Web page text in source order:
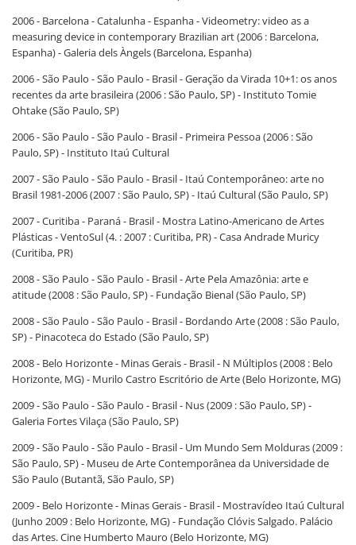
2006 - Barcelona - Catalunha - Espanha - Videometry: video as a
measuring device in contemporary Brazilian art (2006 : Barcelona,
Espanha) - Galeria dels Àngels (Barcelona, Espanha)
2006 - São Paulo - São Paulo - Brasil - Geração da Virada 10+1: os anos
recentes da arte brasileira (2006 : São Paulo, SP) - Instituto Tomie
Ohtake (São Paulo, SP)
2006 - São Paulo - São Paulo - Brasil - Primeira Pessoa (2006 : São
Paulo, SP) - Instituto Itaú Cultural
2007 - São Paulo - São Paulo - Brasil - Itaú Contemporâneo: arte no
Brasil 1981-2006 (2007 : São Paulo, SP) - Itaú Cultural (São Paulo, SP)
2007 - Curitiba - Paraná - Brasil - Mostra Latino-Americano de Artes
Plásticas - VentoSul (4. : 2007 : Curitiba, PR) - Casa Andrade Muricy
(Curitiba, PR)
2008 - São Paulo - São Paulo - Brasil - Arte Pela Amazônia: arte e
atitude (2008 : São Paulo, SP) - Fundação Bienal (São Paulo, SP)
2008 - São Paulo - São Paulo - Brasil - Bordando Arte (2008 : São Paulo,
SP) - Pinacoteca do Estado (São Paulo, SP)
2008 - Belo Horizonte - Minas Gerais - Brasil - N Múltiplos (2008 : Belo
Horizonte, MG) - Murilo Castro Escritório de Arte (Belo Horizonte, MG)
2009 - São Paulo - São Paulo - Brasil - Nus (2009 : São Paulo, SP) -
Galeria Fortes Vilaça (São Paulo, SP)
2009 - São Paulo - São Paulo - Brasil - Um Mundo Sem Molduras (2009 :
São Paulo, SP) - Museu de Arte Contemporânea da Universidade de
São Paulo (Butantã, São Paulo, SP)
2009 - Belo Horizonte - Minas Gerais - Brasil - Mostravídeo Itaú Cultural
(Junho 2009 : Belo Horizonte, MG) - Fundação Clóvis Salgado. Palácio
das Artes. Cine Humberto Mauro (Belo Horizonte, MG)